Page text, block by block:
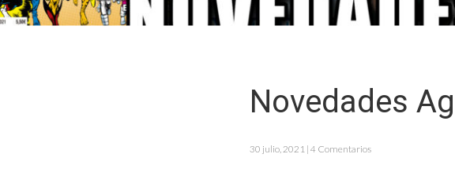
Novedades
30 julio, 2021 | 4 Comentarios